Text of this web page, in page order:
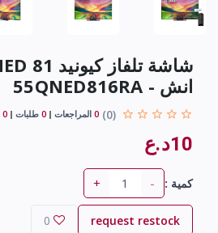
انش - 55QNED816RA
(0)
0 المراجعات 0 طلبات 0
10د.ع
كمية : -
+
request restock
0